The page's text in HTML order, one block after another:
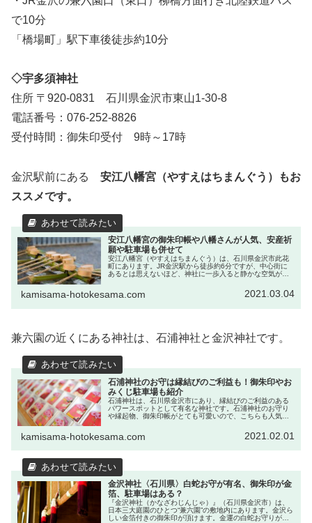
で10分
「橋場町」駅下車後徒歩約10分
◇宇多須神社
住所 〒920-0831 石川県金沢市東山1-30-8
電話番号：076-252-8826
受付時間：御朱印受付 9時～17時
金沢駅前にある
安江八幡宮（やすえはちまんぐう）もお
ススメです。
安江八幡宮の御朱印帳や八幡さんが人気、安産祈
願や駐車場も併せて
安江八幡宮（やすえはちまんぐう）は、石川県金沢市此花
町にあります。JR金沢駅から徒歩約6分ですが、中心街に
あるとは思えないほど、神社に一歩入ると静かな空気が流
kamisama-hotokesama.com 2021.03.04
兼六園の近くにある神社は、石浦神社と金沢神社です。
石浦神社のお守は縁結びのご利益も！御朱印やお
みくじ駐車場も紹介
石浦神社は、石川県金沢市にあり、縁結びのご利益のある
パワースポットとして有名な神社です。石浦神社のお守り
や縁起物、御朱印帳がとても可愛いので、こちらも人気の
kamisama-hotokesama.com 2021.02.01
金沢神社〈石川県〉白蛇お守が有名、御朱印が金
箔、駐車場はある？
『金沢神社（かなざわじんじゃ）』（石川県金沢市）は、
日本三大庭園のひとつ“兼六園”の敷地内にあります。金沢ら
しい金箔付きの御朱印が頂けます。金運の白蛇お守りが有